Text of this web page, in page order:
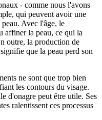
- comme nous l'avons
qui peuvent avoir une
Avec l'âge, le
affiner la peau, ce qui la
outre, la production de
que la peau perd son
ne sont que trop bien
les contours du visage.
d'onagre peut être utile. Ses
ralentissent ces processus